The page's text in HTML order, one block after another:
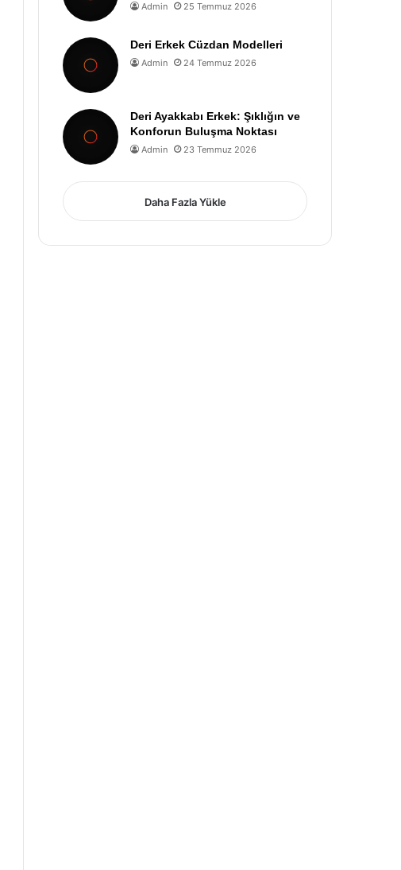
Admin 25 Temmuz 2026
Deri Erkek Cüzdan Modelleri
Admin 24 Temmuz 2026
Deri Ayakkabı Erkek: Şıklığın ve
Konforun Buluşma Noktası
Admin 23 Temmuz 2026
Daha Fazla Yükle